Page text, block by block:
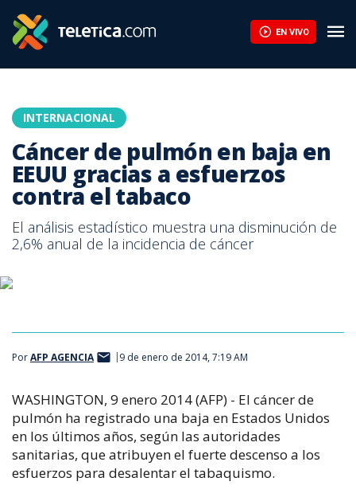
EN VIVO
INTERNACIONAL
Cáncer de pulmón en baja en
EEUU gracias a esfuerzos
contra el tabaco
El análisis estadístico muestra una disminución de
2,6% anual de la incidencia de cáncer
PorAFP AGENCIA 9 de enero de 2014, 7:19 AM
WASHINGTON, 9 enero 2014 (AFP) - El cáncer de
pulmón ha registrado una baja en Estados Unidos
en los últimos años, según las autoridades
sanitarias, que atribuyen el fuerte descenso a los
esfuerzos para desalentar el tabaquismo.